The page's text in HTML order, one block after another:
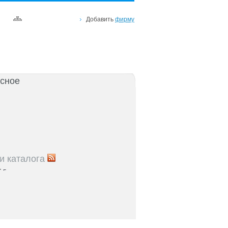
Добавить фирму
каталога
Где проходят медосмотры в регионе: